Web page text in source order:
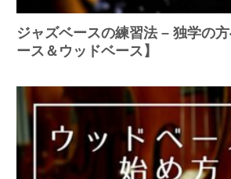
ジャズベースの練習法 – 独学の
ース＆ウッドベース】